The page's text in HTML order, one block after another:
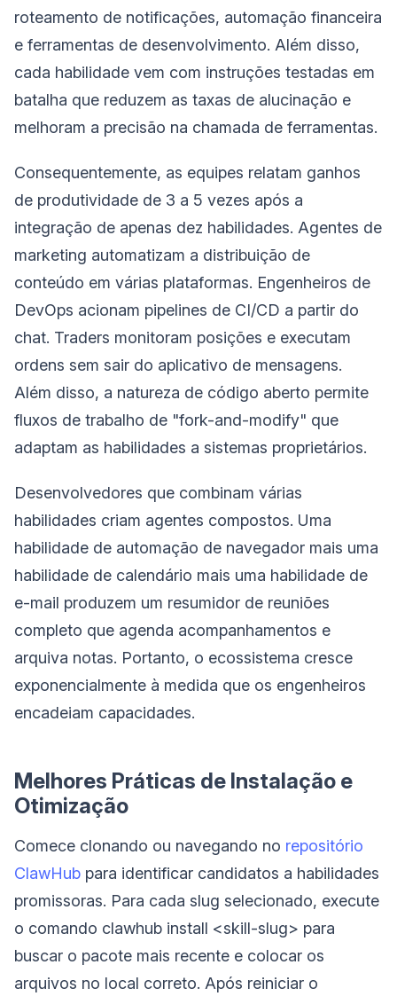
roteamento de notificações, automação financeira
e ferramentas de desenvolvimento. Além disso,
cada habilidade vem com instruções testadas em
batalha que reduzem as taxas de alucinação e
melhoram a precisão na chamada de ferramentas.
Consequentemente, as equipes relatam ganhos
de produtividade de 3 a 5 vezes após a
integração de apenas dez habilidades. Agentes de
marketing automatizam a distribuição de
conteúdo em várias plataformas. Engenheiros de
DevOps acionam pipelines de CI/CD a partir do
chat. Traders monitoram posições e executam
ordens sem sair do aplicativo de mensagens.
Além disso, a natureza de código aberto permite
fluxos de trabalho de "fork-and-modify" que
adaptam as habilidades a sistemas proprietários.
Desenvolvedores que combinam várias
habilidades criam agentes compostos. Uma
habilidade de automação de navegador mais uma
habilidade de calendário mais uma habilidade de
e-mail produzem um resumidor de reuniões
completo que agenda acompanhamentos e
arquiva notas. Portanto, o ecossistema cresce
exponencialmente à medida que os engenheiros
encadeiam capacidades.
Melhores Práticas de Instalação e
Otimização
Comece clonando ou navegando no repositório
ClawHub para identificar candidatos a habilidades
promissoras. Para cada slug selecionado, execute
o comando ‎⁠clawhub install <skill-slug>⁠ para
buscar o pacote mais recente e colocar os
arquivos no local correto. Após reiniciar o